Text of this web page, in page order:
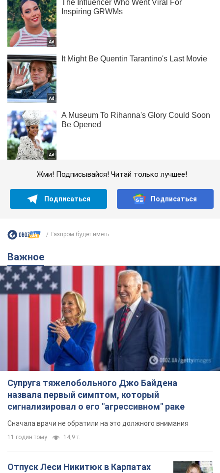
Жми! Подписывайся! Читай только лучшее!
Подписаться Подписаться
Газпром будет иметь...
Важное
Супруга тяжелобольного Джо Байдена
назвала первый симптом, который
сигнализировал о его "агрессивном" раке
Сначала врачи не обратили на это должного внимания
11 годин тому 14,9 т.
Отпуск Леси Никитюк в Карпатах